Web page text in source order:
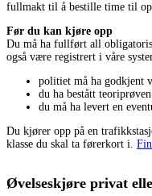
fullmakt til å bestille time til
Før du kan kjøre opp
Du må ha fullført all
også være registrert i våre
politiet må ha godkjent
du ha bestått teoriprøven.
du må ha levert en
Du kjører opp på en
klasse du skal ta førerkort i.
Øvelseskjøre privat